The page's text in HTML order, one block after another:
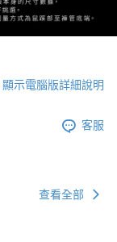
顯示電腦版詳細說明
客服
查看全部